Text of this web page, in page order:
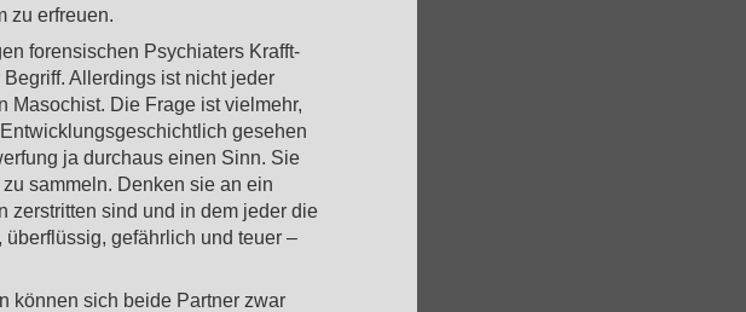
zu erfreuen.
forensischen Psychiaters Krafft-
Allerdings ist nicht jeder
Masochist. Die Frage ist vielmehr,
gesehen
ja durchaus einen Sinn. Sie
sammeln. Denken sie an ein
zerstritten sind und in dem jeder die
gefährlich und teuer –
können sich beide Partner zwar